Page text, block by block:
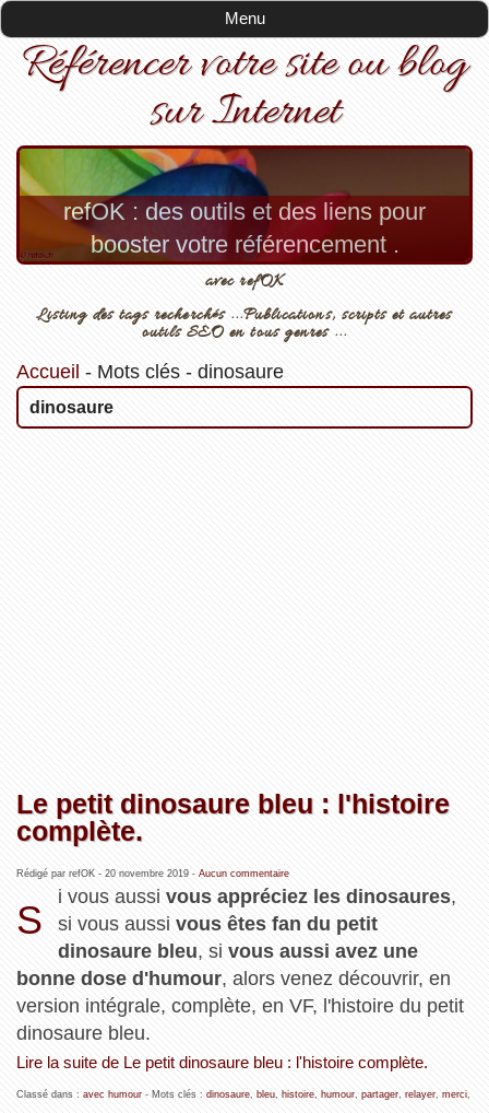
Menu
Référencer votre site ou blog
sur Internet
refOK : des outils et des liens pour
booster votre référencement .
avec refOK
Listing des tags recherchés ...Publications, scripts et autres
outils SEO en tous genres ...
Accueil - Mots clés- dinosaure
dinosaure
Le petit dinosaure bleu : l'histoire
complète.
Rédigé par refOK - 20 novembre 2019- Aucun commentaire
S
i vous aussivous appréciez les dinosaures,
si vous aussivous êtes fan du petit
dinosaure bleu, sivous aussi avez une
bonne dose d'humour, alors venez découvrir, en
version intégrale, complète, en VF, l'histoire du petit
dinosaure bleu.
Lire la suite de Le petit dinosaure bleu : l'histoire complète.
Classé dans : avec humour- Mots clés : dinosaure, bleu, histoire, humour, partager, relayer, merci,